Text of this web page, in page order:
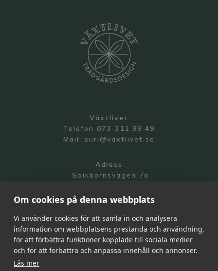
Växtlivet
Telefon 073-311 99 49
Mail: siiri@vaxtlivet.se
Adress
Spikbornsvägen 7a
Om cookies på denna webbplats
Vi använder cookies för att samla in och analysera
information om webbplatsens prestanda och användning,
för att förbättra funktioner kopplade till sociala medier
och för att förbättra och anpassa innehåll och annonser.
Läs mer